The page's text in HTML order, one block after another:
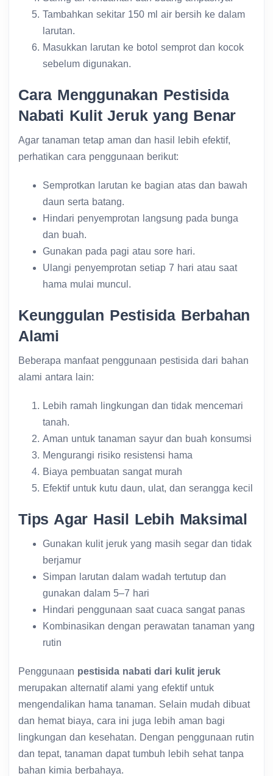
Tambahkan sekitar 150 ml air bersih ke dalam
larutan.
Masukkan larutan ke botol semprot dan kocok
sebelum digunakan.
Cara Menggunakan Pestisida
Nabati Kulit Jeruk yang Benar
Agar tanaman tetap aman dan hasil lebih efektif,
perhatikan cara penggunaan berikut:
Semprotkan larutan ke bagian atas dan bawah
daun serta batang.
Hindari penyemprotan langsung pada bunga
dan buah.
Gunakan pada pagi atau sore hari.
Ulangi penyemprotan setiap 7 hari atau saat
hama mulai muncul.
Keunggulan Pestisida Berbahan
Alami
Beberapa manfaat penggunaan pestisida dari bahan
alami antara lain:
Lebih ramah lingkungan dan tidak mencemari
tanah.
Aman untuk tanaman sayur dan buah konsumsi
Mengurangi risiko resistensi hama
Biaya pembuatan sangat murah
Efektif untuk kutu daun, ulat, dan serangga kecil
Tips Agar Hasil Lebih Maksimal
Gunakan kulit jeruk yang masih segar dan tidak
berjamur
Simpan larutan dalam wadah tertutup dan
gunakan dalam 5–7 hari
Hindari penggunaan saat cuaca sangat panas
Kombinasikan dengan perawatan tanaman yang
rutin
Penggunaan pestisida nabati dari kulit jeruk
merupakan alternatif alami yang efektif untuk
mengendalikan hama tanaman. Selain mudah dibuat
dan hemat biaya, cara ini juga lebih aman bagi
lingkungan dan kesehatan. Dengan penggunaan rutin
dan tepat, tanaman dapat tumbuh lebih sehat tanpa
bahan kimia berbahaya.